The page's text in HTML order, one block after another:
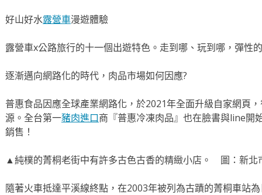
好山好水露營車漫遊體驗
露營車x公路旅行的十一個出遊特色。走到哪、玩到哪，彈性
逐漸邁向網路化的時代，肉品市場如何因應?
普惠食品因應全球產業網路化，於2021年全面升級自家網頁
源。全台第一豬肉進口商『普惠冷凍肉品』也在臉書與line開
銷售！
▲純樸的菁桐老街中有許多古色古香的精緻小店。 圖：新北
隨著火車抵達平溪線終點，在2003年被列為古蹟的菁桐車站